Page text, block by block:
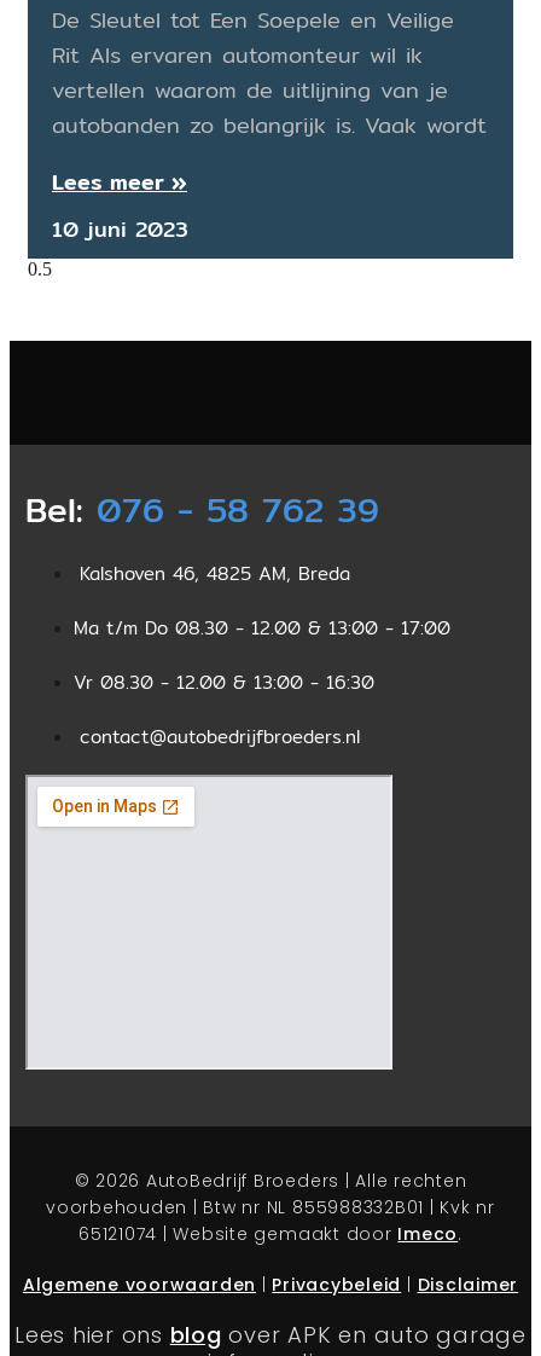
De Sleutel tot Een Soepele en Veilige
Rit Als ervaren automonteur wil ik
vertellen waarom de uitlijning van je
autobanden zo belangrijk is. Vaak wordt
Lees meer »
10 juni 2023
Bel: 076 - 58 762 39
Kalshoven 46, 4825 AM, Breda
Ma t/m Do 08.30 - 12.00 & 13:00 - 17:00
Vr 08.30 - 12.00 & 13:00 - 16:30
contact@autobedrijfbroeders.nl
© 2026 AutoBedrijf Broeders | Alle rechten
voorbehouden | Btw nr NL 855988332B01 | Kvk nr
65121074 | Website gemaakt door Imeco.
Algemene voorwaarden Privacybeleid Disclaimer
Lees hier ons blog over APK en auto garage